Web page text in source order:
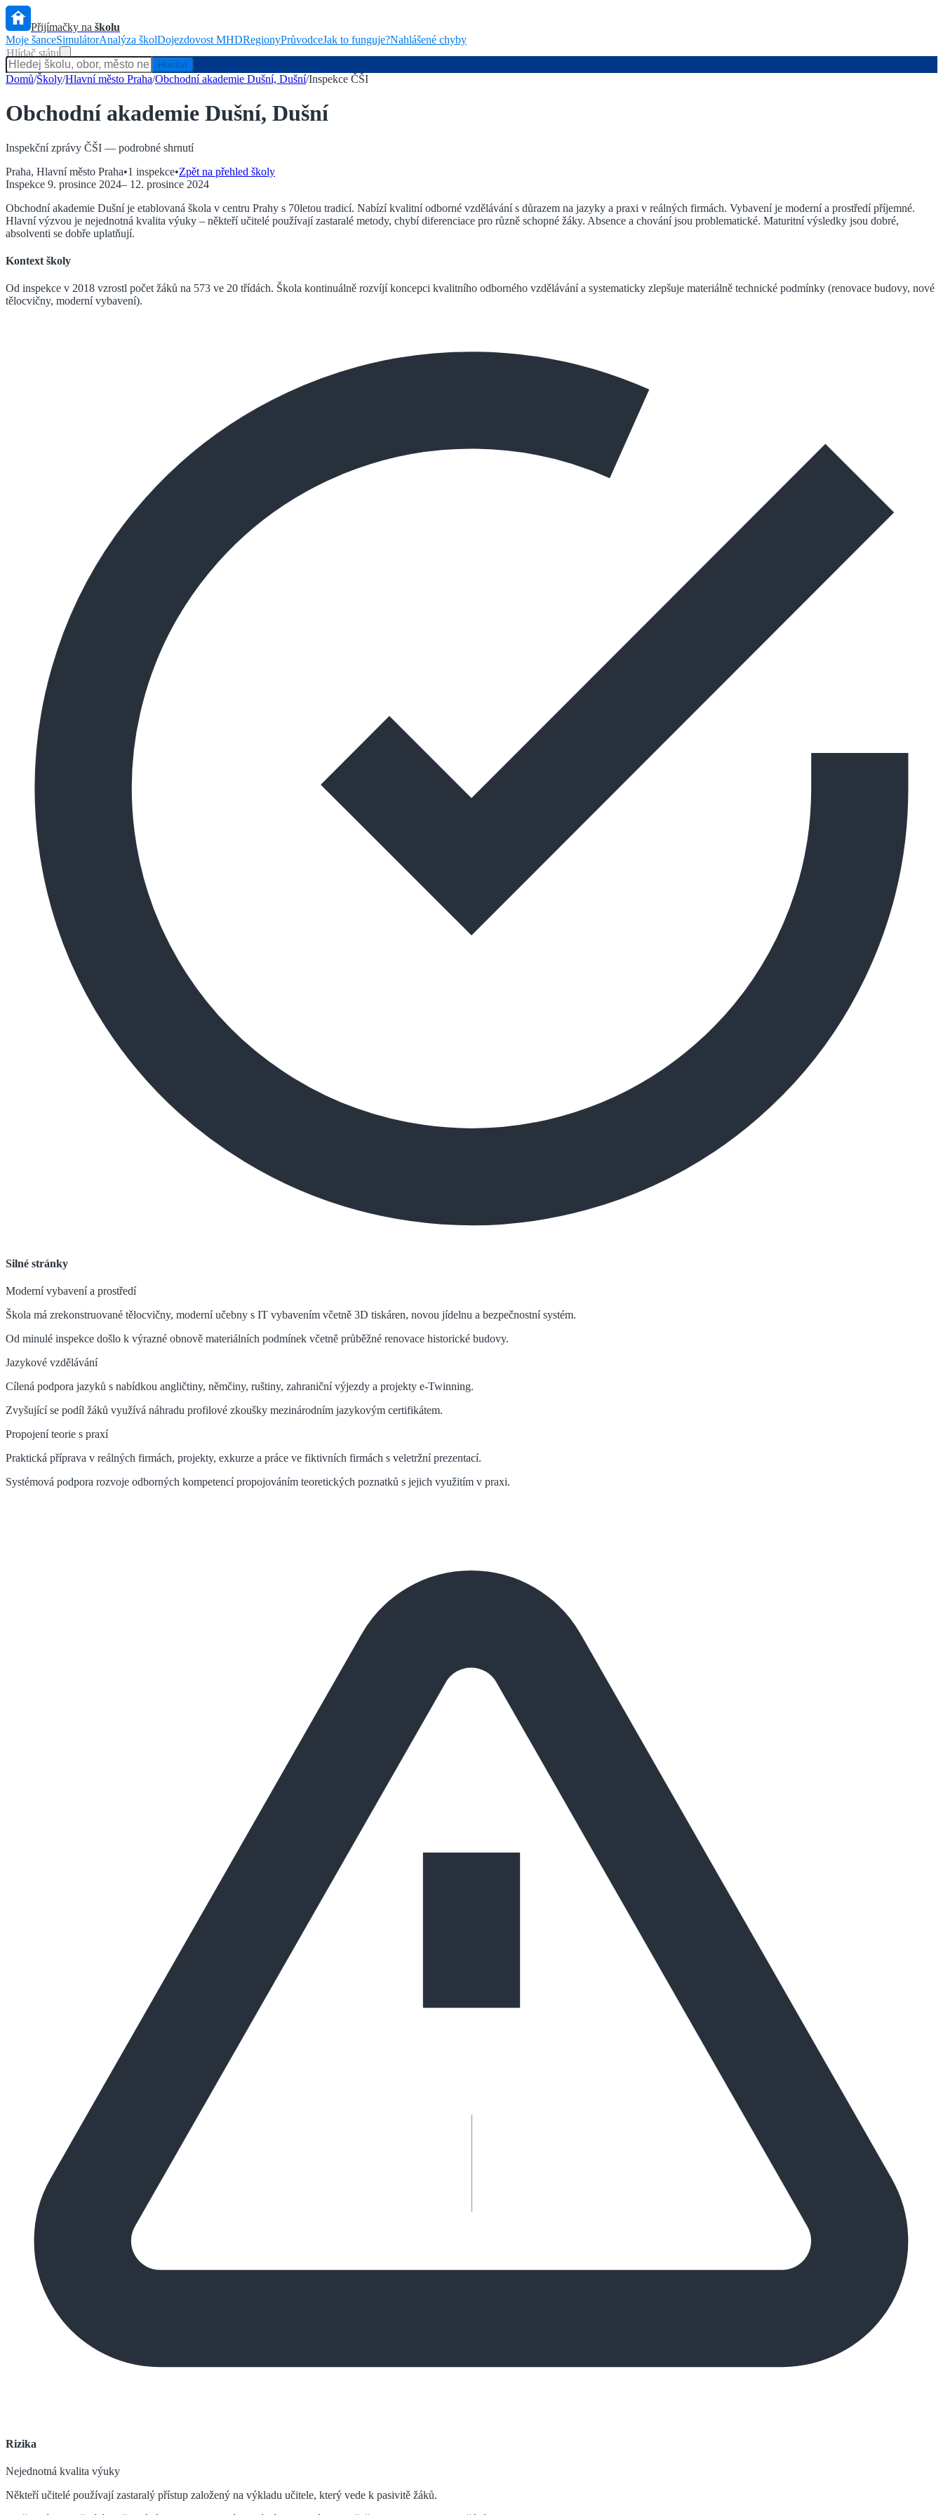
Přijímačky na školu
Moje šanceSimulátorAnalýza školDojezdovost MHDRegionyPrůvodceJak to funguje?Nahlášené chyby
Hlídač státu
Hledat
Domů/Školy/Hlavní město Praha/Obchodní akademie Dušní, Dušní/Inspekce ČŠI
Obchodní akademie Dušní, Dušní
Inspekční zprávy ČŠI — podrobné shrnutí
Praha, Hlavní město Praha•1 inspekce•Zpět na přehled školy
Inspekce 9. prosince 2024– 12. prosince 2024
Obchodní akademie Dušní je etablovaná škola v centru Prahy s 70letou tradicí. Nabízí kvalitní odborné vzdělávání s důrazem na jazyky a praxi v reálných firmách. Vybavení je moderní a prostředí příjemné.
Hlavní výzvou je nejednotná kvalita výuky – někteří učitelé používají zastaralé metody, chybí diferenciace pro různě schopné žáky. Absence a chování jsou problematické. Maturitní výsledky jsou dobré,
absolventi se dobře uplatňují.
Kontext školy
Od inspekce v 2018 vzrostl počet žáků na 573 ve 20 třídách. Škola kontinuálně rozvíjí koncepci kvalitního odborného vzdělávání a systematicky zlepšuje materiálně technické podmínky (renovace budovy, nové
tělocvičny, moderní vybavení).
Silné stránky
Moderní vybavení a prostředí
Škola má zrekonstruované tělocvičny, moderní učebny s IT vybavením včetně 3D tiskáren, novou jídelnu a bezpečnostní systém.
Od minulé inspekce došlo k výrazné obnově materiálních podmínek včetně průběžné renovace historické budovy.
Jazykové vzdělávání
Cílená podpora jazyků s nabídkou angličtiny, němčiny, ruštiny, zahraniční výjezdy a projekty e-Twinning.
Zvyšující se podíl žáků využívá náhradu profilové zkoušky mezinárodním jazykovým certifikátem.
Propojení teorie s praxí
Praktická příprava v reálných firmách, projekty, exkurze a práce ve fiktivních firmách s veletržní prezentací.
Systémová podpora rozvoje odborných kompetencí propojováním teoretických poznatků s jejich využitím v praxi.
Rizika
Nejednotná kvalita výuky
Někteří učitelé používají zastaralý přístup založený na výkladu učitele, který vede k pasivitě žáků.